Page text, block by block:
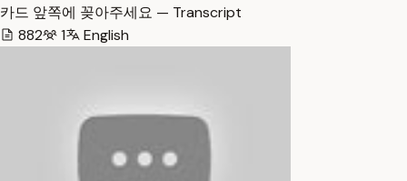
카드 앞쪽에 꽂아주세요 — Transcript
882
1 English